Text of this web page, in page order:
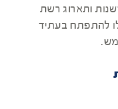
ותארוג רשת
להתפתח בעתיד